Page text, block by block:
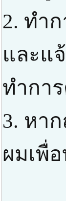
2. ทำก
และแ
ทำกา
3. หา
ผมเพื่